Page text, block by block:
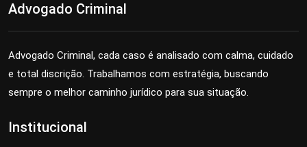
Advogado Criminal
Advogado Criminal, cada caso é analisado com calma, cuidado
e total discrição. Trabalhamos com estratégia, buscando
sempre o melhor caminho jurídico para sua situação.
Institucional